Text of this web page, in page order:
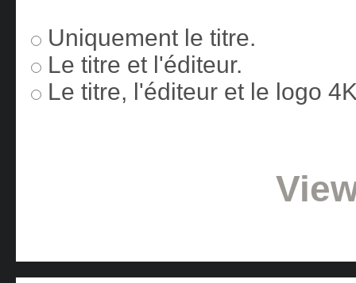
Uniquement le titre.
Le titre et l'éditeur.
Le titre, l'éditeur et le logo